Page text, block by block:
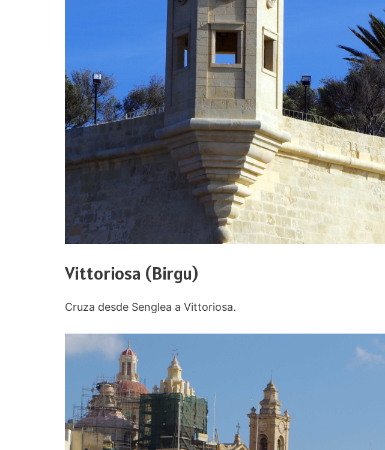
Vittoriosa (Birgu)
Cruza desde Senglea a Vittoriosa.